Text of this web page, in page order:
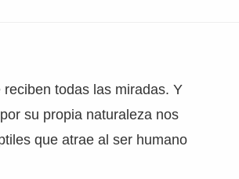
todas las miradas. Y
su propia naturaleza nos
que atrae al ser humano